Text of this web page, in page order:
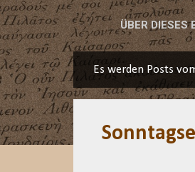
ÜBER DIESES
P
o
Es werden Posts